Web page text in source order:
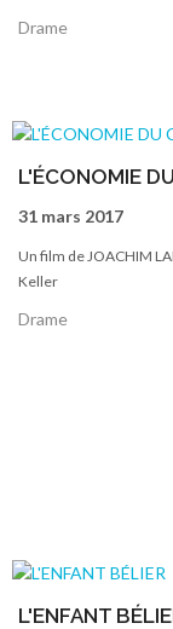
Drame
L'ÉCONOMIE
31 mars 2017
Un film de JOACHIM
Keller
Drame
L'ENFANT